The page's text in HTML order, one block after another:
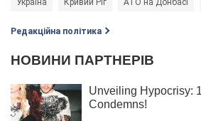
Україна Кривий Ріг АТО на Донбасі
Редакційна політика